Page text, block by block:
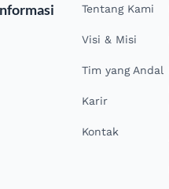
Tentang Kami
Visi & Misi
Tim yang Andal
Karir
Kontak